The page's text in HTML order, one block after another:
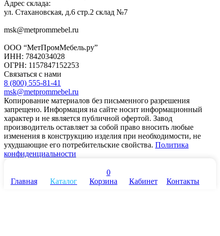
Адрес склада:
ул. Стахановская, д.6 стр.2 склад №7
msk@metprommebel.ru
ООО “МетПромМебель.ру”
ИНН: 7842034028
ОГРН: 1157847152253
Связаться с нами
8 (800) 555-81-41
msk@metprommebel.ru
Копирование материалов без письменного разрешения
запрещено. Информация на сайте носит информационный
характер и не является публичной офертой. Завод
производитель оставляет за собой право вносить любые
изменения в конструкцию изделия при необходимости, не
ухудшающие его потребительские свойства. Политика
конфиденциальности
Главная Каталог
0
Корзина
Кабинет Контакты